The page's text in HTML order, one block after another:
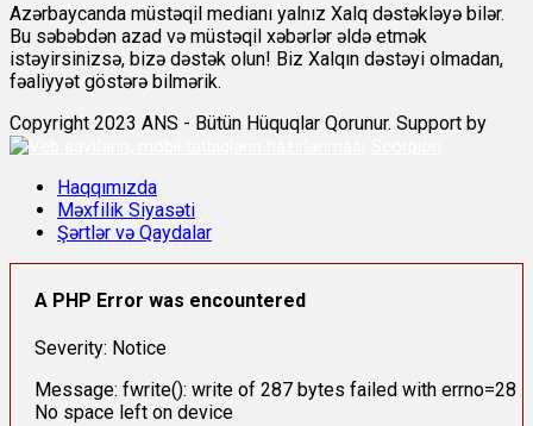
Azərbaycanda müstəqil medianı yalnız Xalq dəstəkləyə bilər.
Bu səbəbdən azad və müstəqil xəbərlər əldə etmək
istəyirsinizsə, bizə dəstək olun! Biz Xalqın dəstəyi olmadan,
fəaliyyət göstərə bilmərik.
Copyright 2023 ANS - Bütün Hüquqlar Qorunur. Support by
Haqqımızda
Məxfilik Siyasəti
Şərtlər və Qaydalar
A PHP Error was encountered
Severity: Notice
Message: fwrite(): write of 287 bytes failed with errno=28
No space left on device